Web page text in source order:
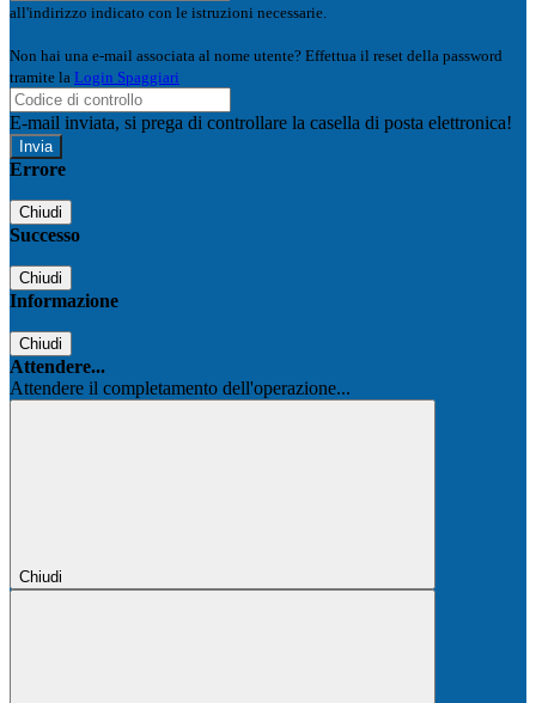
all'indirizzo indicato con le istruzioni necessarie.
Non hai una e-mail associata al nome utente? Effettua il reset della password
tramite la Login Spaggiari
E-mail inviata, si prega di controllare la casella di posta elettronica!
Errore
Chiudi
Successo
Chiudi
Informazione
Chiudi
Attendere...
Attendere il completamento dell'operazione...
Chiudi